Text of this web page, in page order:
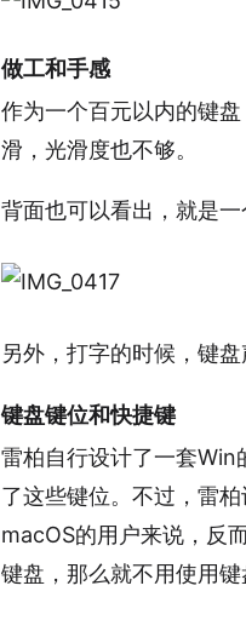
做工和手感
作为一个百元以内的键
滑，光滑度也不够。
背面也可以看出，就是一
另外，打字的时候，键
键盘键位和快捷键
雷柏自行设计了一套Win
了这些键位。不过，雷
macOS的用户来说，反
键盘，那么就不用使用